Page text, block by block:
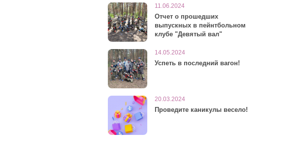
11.06.2024
Отчет о прошедших
выпускных в пейнтбольном
клубе "Девятый вал"
14.05.2024
Успеть в последний вагон!
20.03.2024
Проведите каникулы весело!